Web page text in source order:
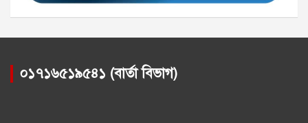
০১৭১৬৫১৯৫৪১ (বার্তা বিভাগ)